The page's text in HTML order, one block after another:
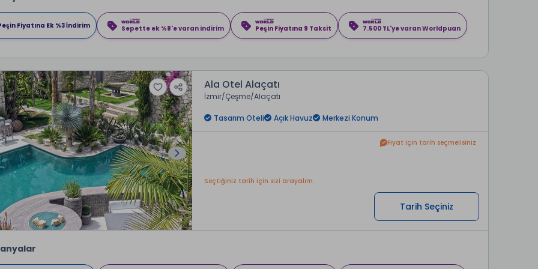
Fiyatına Ek %3 İndirim Sepette ek %8'e varan indirim Peşin Fiyatına 9 Taksit 7.500 TL'ye varan Worldpuan
Ala Otel Alaçatı
İzmir Çeşme Alaçatı
Tasarım Oteli Açık Havuz Merkezi Konum
Seçtiğiniz tarih için sizi arayalım.
Fiyat için tarih seçmelisiniz
Tarih Seçiniz